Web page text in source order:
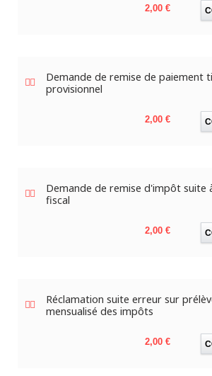
Prix
2,00 €
Demande de remise de paiement
provisionnel
Prix
2,00 €
Demande de remise d'impôt suite
fiscal
Prix
2,00 €
Réclamation suite erreur sur
mensualisé des impôts
Prix
2,00 €